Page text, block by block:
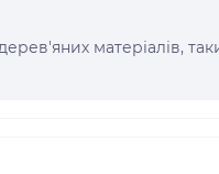
матеріалів,